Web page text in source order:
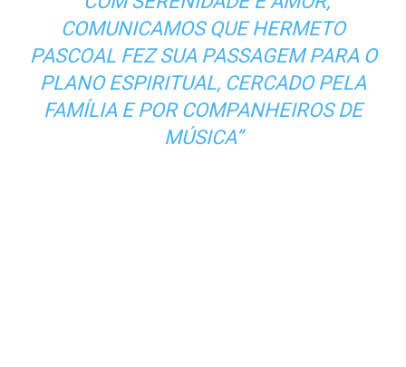
COMUNICAMOS QUE HERMETO
PASCOAL FEZ SUA PASSAGEM PARA O
PLANO ESPIRITUAL, CERCADO PELA
FAMÍLIA E POR COMPANHEIROS DE
MÚSICA”